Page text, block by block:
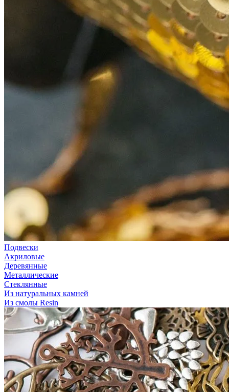
Подвески
Акриловые
Деревянные
Металлические
Стеклянные
Из натуральных камней
Из смолы Resin